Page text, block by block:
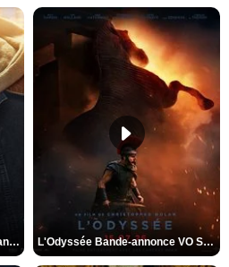
Spider-Man: Brand New Day Bande-annonce VO STFR L'Odyssée Bande-annonce VO STFR